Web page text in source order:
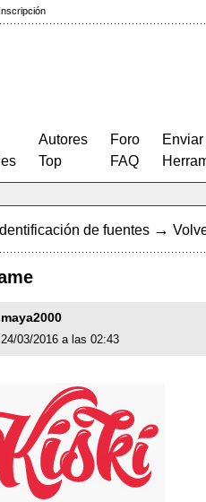
Inscripción
Autores
Top
Foro
FAQ
Identificación de fuentes →
maya2000
24/03/2016 a las 02:43